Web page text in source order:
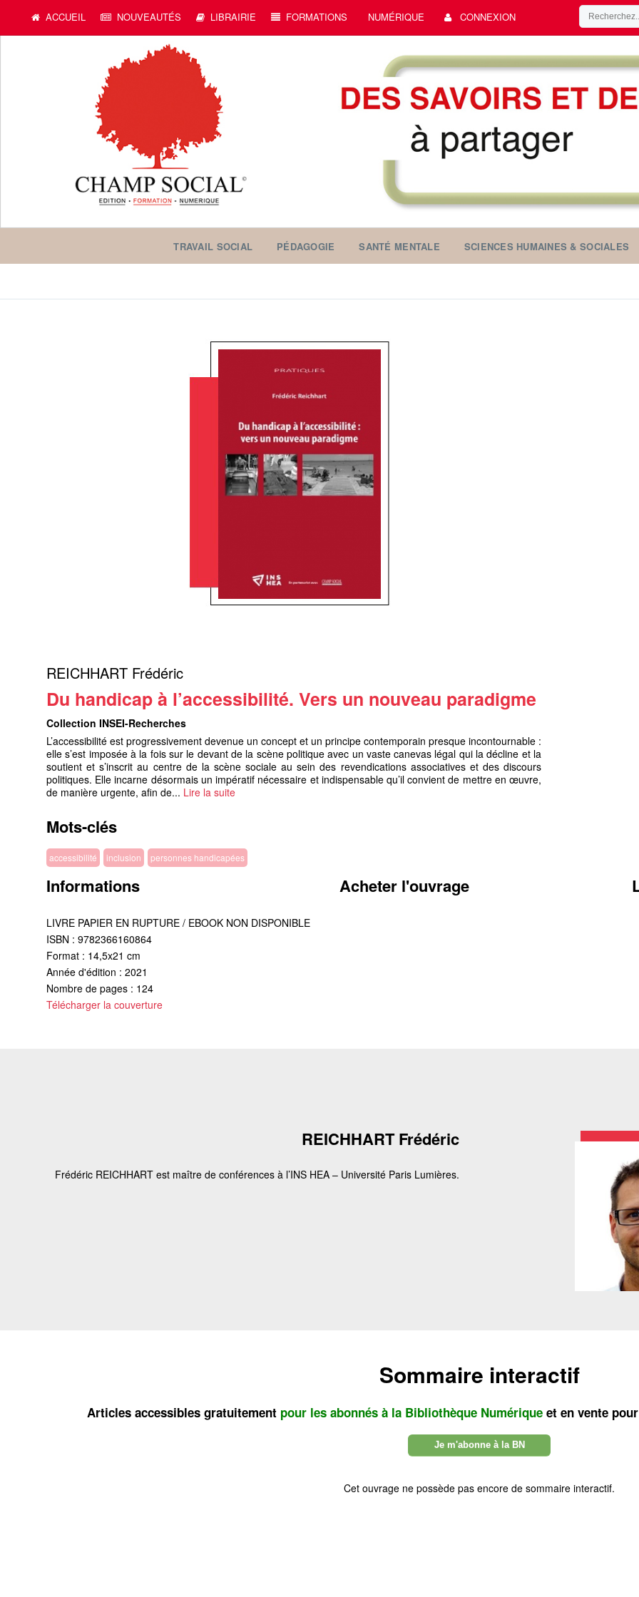
ACCUEIL NOUVEAUTÉS LIBRAIRIE FORMATIONS NUMÉRIQUE CONNEXION
TRAVAIL SOCIAL PÉDAGOGIE SANTÉ MENTALE SCIENCES HUMAINES & SOCIALES
REICHHART Frédéric
Du handicap à l’accessibilité. Vers un nouveau paradigme
Collection INSEI-Recherches
L’accessibilité est progressivement devenue un concept et un principe contemporain presque incontournable :
elle s’est imposée à la fois sur le devant de la scène politique avec un vaste canevas légal qui la décline et la
soutient et s’inscrit au centre de la scène sociale au sein des revendications associatives et des discours
politiques. Elle incarne désormais un impératif nécessaire et indispensable qu’il convient de mettre en œuvre,
de manière urgente, afin de... Lire la suite
Mots-clés
accessibilité inclusion personnes handicapées
Informations
LIVRE PAPIER EN RUPTURE / EBOOK NON DISPONIBLE
ISBN : 9782366160864
Format : 14,5x21 cm
Année d'édition : 2021
Nombre de pages : 124
Télécharger la couverture
Acheter l'ouvrage
REICHHART Frédéric
Frédéric REICHHART est maître de conférences à l’INS HEA – Université Paris Lumières.
Sommaire interactif
Articles accessibles gratuitement pour les abonnés à la Bibliothèque Numérique et en vente
Je m'abonne à la BN
Cet ouvrage ne possède pas encore de sommaire interactif.